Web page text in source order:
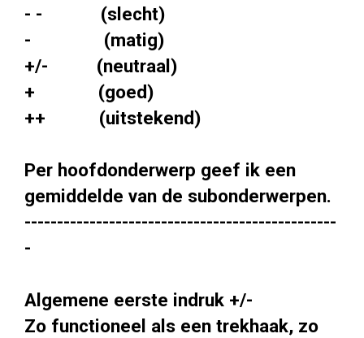
- - (slecht)
- (matig)
+/- (neutraal)
+ (goed)
++ (uitstekend)
Per hoofdonderwerp geef ik een
gemiddelde van de subonderwerpen.
------------------------------------------------
-
Algemene eerste indruk +/-
Zo functioneel als een trekhaak, zo